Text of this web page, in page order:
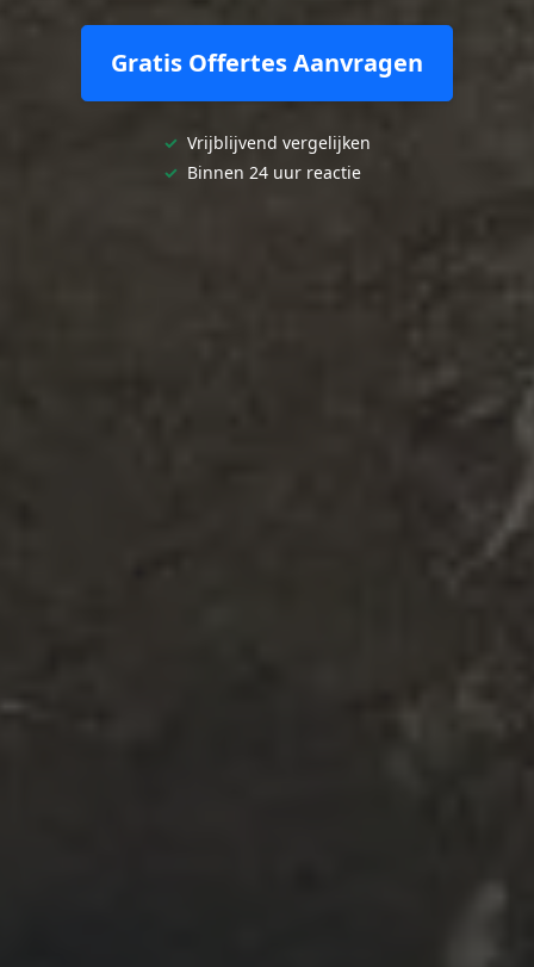
Gratis Offertes Aanvragen
✓ Vrijblijvend vergelijken
✓ Binnen 24 uur reactie